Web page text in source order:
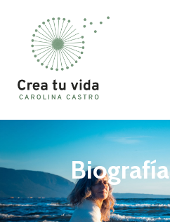
Biografía